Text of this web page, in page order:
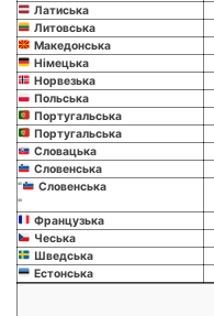
Латиська
Литовська
Македонська
Німецька
Норвезька
Польська
Португальська
Португальська
Словацька
Словенська
"
Словенська
"
Французька
Чеська
Шведська
Естонська